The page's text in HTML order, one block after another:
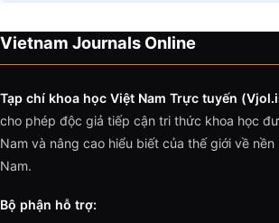
Vietnam Journals Online
Tạp chí khoa học Việt Nam Trực tuyến
cho phép độc giả tiếp cận tri thức khoa học
Nam và nâng cao hiểu biết của thế giới về
Nam.
Bộ phận hỗ trợ: